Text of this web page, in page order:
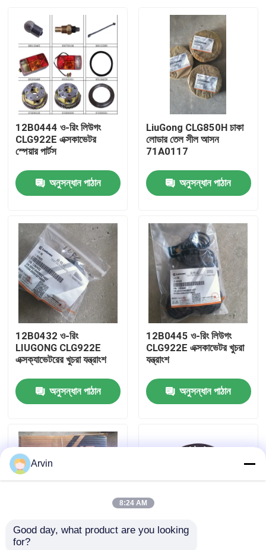
পণ্য
আমাদের সম্পর্কে
কারখানা ভ্রমণ
মান নিয়ন্ত্রণ
আমাদের সাথে যোগাযোগ করুন
খবর
উদ্ধৃতির জন্য আবেদন
কামিন্স খুচরা যন্ত্রাংশ
12B0444 ও-রিং লিউগং
CLG922E এক্সকাভেটর
স্পেয়ার পার্টস
অনুসন্ধান পাঠান
LiuGong CLG850H চাকা
লোডার তেল সীল আসন
71A0117
অনুসন্ধান পাঠান
12B0432 ও-রিং
LIUGONG CLG922E
এক্সক্যাভেটরের খুচরা যন্ত্রাংশ
অনুসন্ধান পাঠান
12B0445 ও-রিং লিউগং
CLG922E এক্সকাভেটর খুচরা
যন্ত্রাংশ
অনুসন্ধান পাঠান
SP200834 সিল কিট
Arvin
8:24 AM
Good day, what product are you looking
for?